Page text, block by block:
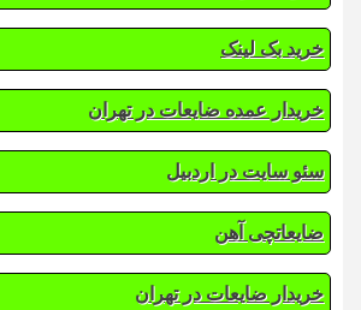
خرید بک لینک
خریدار عمده ضایعات در تهران
سئو سایت در اردبیل
ضایعاتچی آهن
خریدار ضایعات در تهران